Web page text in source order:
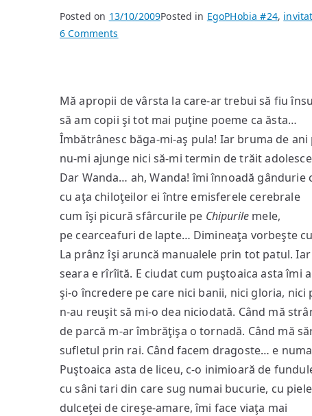
Posted on 13/10/2009Posted in EgoPHobia #24,
6 Comments
Mă apropii de vârsta la care-ar trebui să fiu
să am copii şi tot mai puţine poeme ca ăsta…
Îmbătrânesc băga-mi-aş pula! Iar bruma de ani
nu-mi ajunge nici să-mi termin de trăit
Dar Wanda… ah, Wanda! îmi înnoadă gândurie
cu aţa chiloţeilor ei între emisferele cerebrale
cum îşi picură sfârcurile pe Chipurile mele,
pe cearceafuri de lapte… Dimineaţa vorbeşte
La prânz îşi aruncă manualele prin tot patul. Iar
seara e rîrîită. E ciudat cum puştoaica asta îmi
şi-o încredere pe care nici banii, nici gloria, nici
n-au reuşit să mi-o dea niciodată. Când mă
de parcă m-ar îmbrăţişa o tornadă. Când mă
sufletul prin rai. Când facem dragoste… e
Puştoaica asta de liceu, c-o inimioară de
cu sâni tari din care sug numai bucurie, cu
dulceţei de cireşe-amare, îmi face viaţa mai